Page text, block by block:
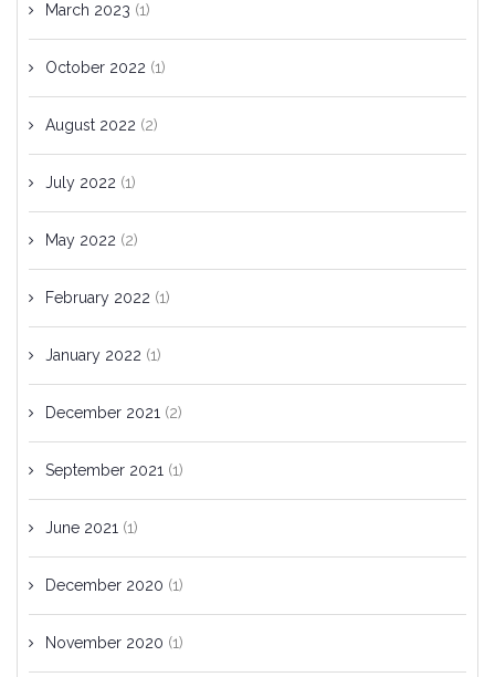
March 2023 (1)
October 2022 (1)
August 2022 (2)
July 2022 (1)
May 2022 (2)
February 2022 (1)
January 2022 (1)
December 2021 (2)
September 2021 (1)
June 2021 (1)
December 2020 (1)
November 2020 (1)